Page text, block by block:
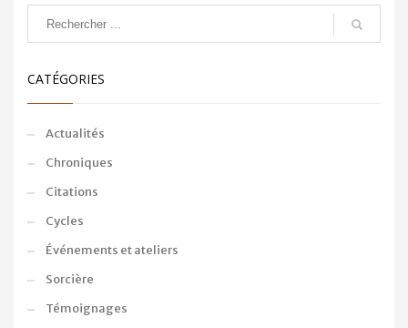
CATÉGORIES
Actualités
Chroniques
Citations
Cycles
Événements et ateliers
Sorcière
Témoignages